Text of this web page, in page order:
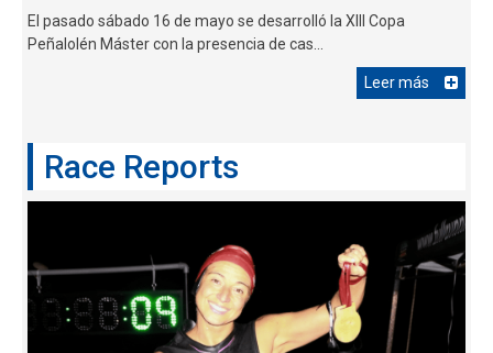
El pasado sábado 16 de mayo se desarrolló la XIII Copa
Peñalolén Máster con la presencia de cas...
Leer más
Race Reports